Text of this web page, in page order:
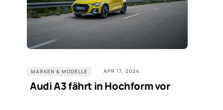
MARKEN & MODELLE APR 17, 2024
Audi A3 fährt in Hochform vor